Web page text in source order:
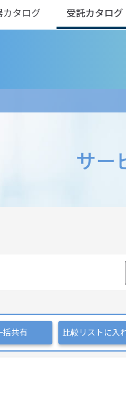
カタログ 受託カタログ
サー
括共有 比較リストに入